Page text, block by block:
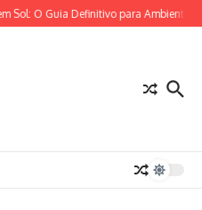
O Guia Definitivo para Ambientes